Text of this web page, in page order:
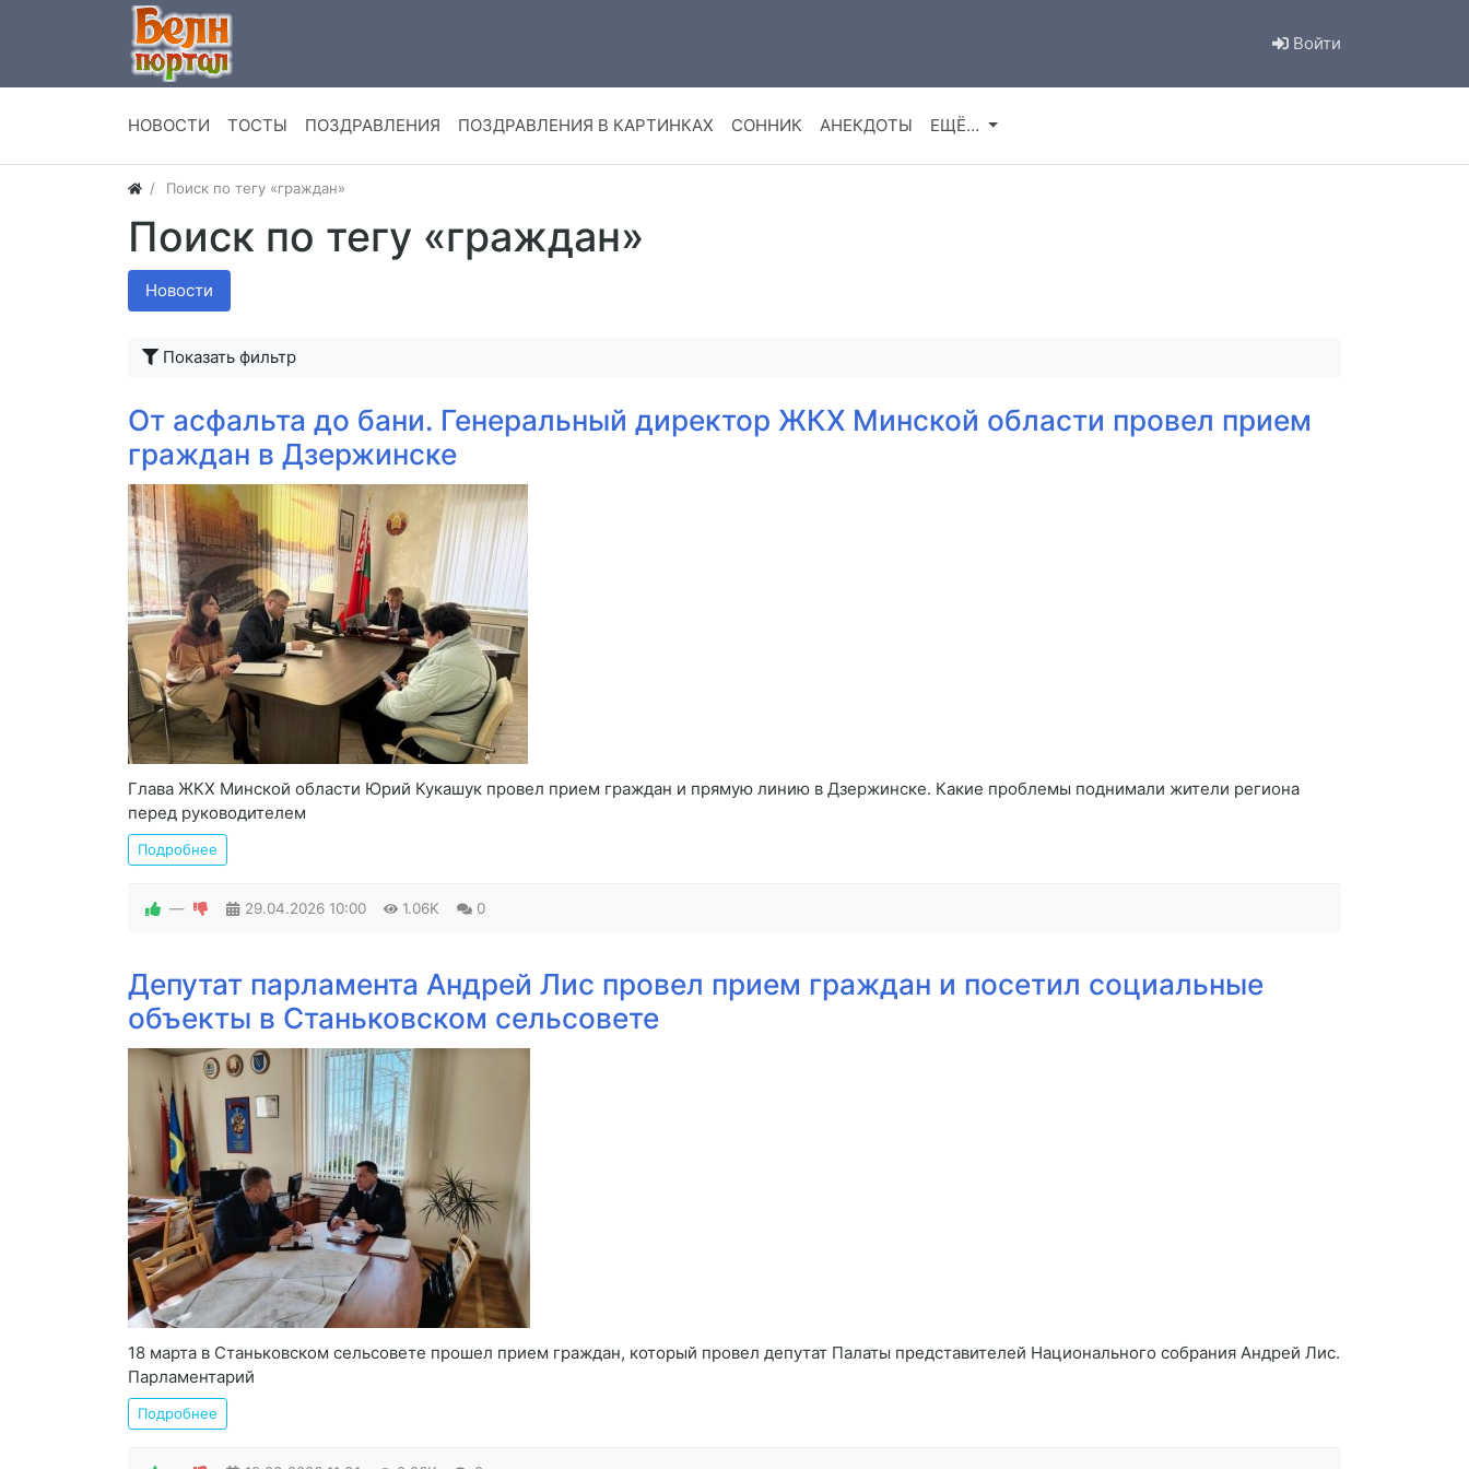
Войти
НОВОСТИ ТОСТЫ ПОЗДРАВЛЕНИЯ ПОЗДРАВЛЕНИЯ В КАРТИНКАХ СОННИК АНЕКДОТЫ ЕЩЁ…
Поиск по тегу «граждан»
Поиск по тегу «граждан»
Новости
Показать фильтр
От асфальта до бани. Генеральный директор ЖКХ Минской области провел прием
граждан в Дзержинске
Глава ЖКХ Минской области Юрий Кукашук провел прием граждан и прямую линию в Дзержинске. Какие проблемы поднимали жители региона
перед руководителем
Подробнее
— 29.04.2026 10:00 1.06K 0
Депутат парламента Андрей Лис провел прием граждан и посетил социальные
объекты в Станьковском сельсовете
18 марта в Станьковском сельсовете прошел прием граждан, который провел депутат Палаты представителей Национального собрания Андрей Лис.
Парламентарий
Подробнее